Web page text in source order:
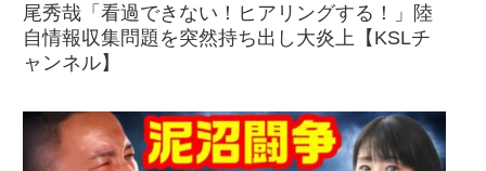
尾秀哉「看過できない！ヒアリングする！」陸
自情報収集問題を突然持ち出し大炎上【KSLチ
ャンネル】